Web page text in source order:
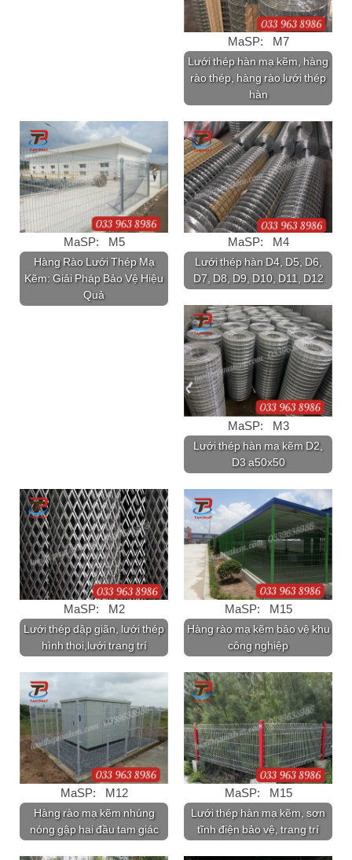
MaSP: M7
Lưới thép hàn mạ kẽm, hàng
rào thép, hàng rào lưới thép
hàn
MaSP: M5
Hàng Rào Lưới Thép Mạ
Kẽm: Giải Pháp Bảo Vệ Hiệu
Quả
MaSP: M4
Lưới thép hàn D4, D5, D6,
D7, D8, D9, D10, D11, D12
MaSP: M3
Lưới thép hàn mạ kẽm D2,
D3 a50x50
MaSP: M2
Lưới thép dập giãn, lưới thép
hình thoi,lưới trang trí
MaSP: M15
Hàng rào mạ kẽm bảo vệ khu
công nghiệp
MaSP: M12
Hàng rào mạ kẽm nhúng
nóng gập hai đầu tam giác
MaSP: M15
Lưới thép hàn mạ kẽm, sơn
tĩnh điện bảo vệ, trang trí